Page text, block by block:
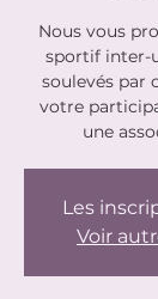
Nous vous
sportif inter-
soulevés par
votre
une
Les
Voir